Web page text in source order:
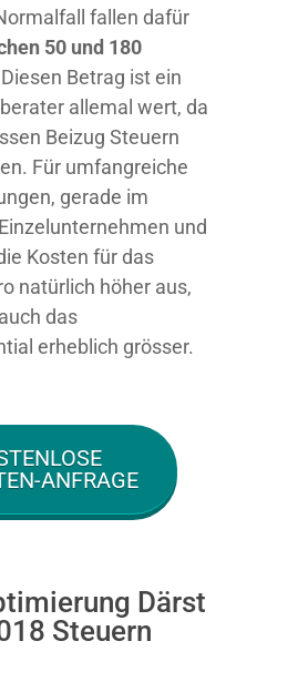
fallen dafür
50 und 180
Betrag ist ein
allemal wert, da
Beizug Steuern
Für umfangreiche
gerade im
und
Kosten für das
natürlich höher aus,
das
erheblich grösser.
ANFRAGE
Därst
Steuern